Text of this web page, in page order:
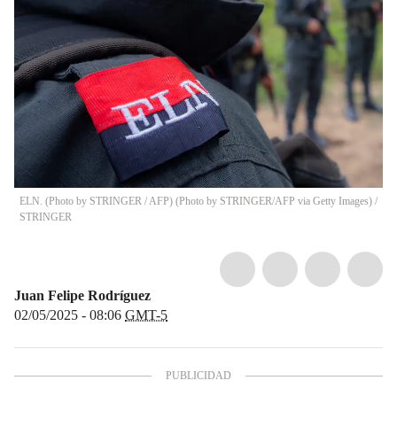
ELN. (Photo by STRINGER / AFP) (Photo by STRINGER/AFP via Getty Images) /
STRINGER
Juan Felipe Rodríguez
02/05/2025 - 08:06 GMT-5